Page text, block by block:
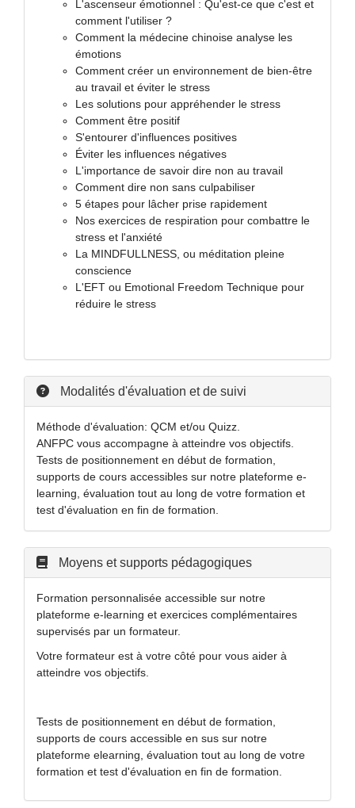
L'ascenseur émotionnel : Qu'est-ce que c'est et
comment l'utiliser ?
Comment la médecine chinoise analyse les
émotions
Comment créer un environnement de bien-être
au travail et éviter le stress
Les solutions pour appréhender le stress
Comment être positif
S'entourer d'influences positives
Éviter les influences négatives
L'importance de savoir dire non au travail
Comment dire non sans culpabiliser
5 étapes pour lâcher prise rapidement
Nos exercices de respiration pour combattre le
stress et l'anxiété
La MINDFULLNESS, ou méditation pleine
conscience
L'EFT ou Emotional Freedom Technique pour
réduire le stress
Modalités d'évaluation et de suivi
Méthode d'évaluation: QCM et/ou Quizz.
ANFPC vous accompagne à atteindre vos objectifs.
Tests de positionnement en début de formation,
supports de cours accessibles sur notre plateforme e-
learning, évaluation tout au long de votre formation et
test d'évaluation en fin de formation.
Moyens et supports pédagogiques
Formation personnalisée accessible sur notre
plateforme e-learning et exercices complémentaires
supervisés par un formateur.
Votre formateur est à votre côté pour vous aider à
atteindre vos objectifs.
Tests de positionnement en début de formation,
supports de cours accessible en sus sur notre
plateforme elearning, évaluation tout au long de votre
formation et test d'évaluation en fin de formation.